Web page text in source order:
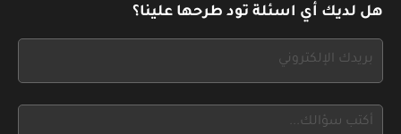
this
form
field
هل لديك أي اسئلة تود طرحها علينا؟
this,